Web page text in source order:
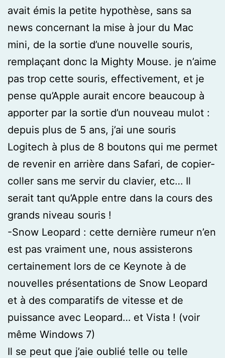
avait émis la petite hypothèse, sans sa
news concernant la mise à jour du Mac
mini, de la sortie d’une nouvelle souris,
remplaçant donc la Mighty Mouse. je n’aime
pas trop cette souris, effectivement, et je
pense qu’Apple aurait encore beaucoup à
apporter par la sortie d’un nouveau mulot :
depuis plus de 5 ans, j’ai une souris
Logitech à plus de 8 boutons qui me permet
de revenir en arrière dans Safari, de copier-
coller sans me servir du clavier, etc… Il
serait tant qu’Apple entre dans la cours des
grands niveau souris !
-Snow Leopard : cette dernière rumeur n’en
est pas vraiment une, nous assisterons
certainement lors de ce Keynote à de
nouvelles présentations de Snow Leopard
et à des comparatifs de vitesse et de
puissance avec Leopard… et Vista ! (voir
même Windows 7)
Il se peut que j’aie oublié telle ou telle